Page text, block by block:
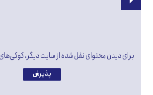
برای دیدن محتوای نقل شده از سایت دیگر،
پذیرش